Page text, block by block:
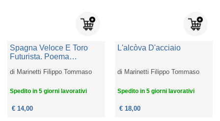
Spagna Veloce E Toro
Futurista. Poema
Teoria Delle Parole In
di Marinetti Filippo Tommaso
Spedito in 5 giorni lavorativi
€ 14,00
L'alcòva D'acciaio
di Marinetti Filippo Tommaso
Spedito in 5 giorni lavorativi
€ 18,00